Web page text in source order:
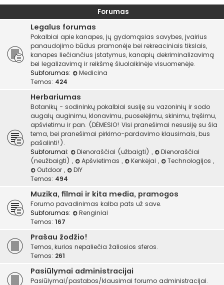
Forumas
Legalus forumas
Pokalbiai apie kanapes, jų gydomąsias savybes, įvairius
panaudojimo būdus pramonėje bei rekreaciniais tikslais,
kanapes liečiančius įstatymus, kanapių dekriminalizavimą
bei legalizavimą ir reikšmę šiuolaikinėje visuomenėje.
Subforumas:
Medicina
Temos: 424
Herbariumas
Botanikų - sodininkų pokalbiai susiję su vazoninių ir sodo
augalų auginimu, klonavimu, puoselėjimu, skinimu, tręšimu,
apšvietimu ir pan. (DĖMESIO! Visi pranešimai nesusiję su šia
tema, bei pranešimai pirkimo-pardavimo klausimais, bus
pašalinti!).
Subforumai:
Dienoraščiai (užbaigti) ,
Dienoraščiai
(neužbaigti) , Apšvietimas , Kenkėjai , Technologijos ,
Outdoor ,
DIY
Temos: 494
Muzika, filmai ir kita media, pramogos
Forumo pavadinimas kalba pats už save.
Subforumas:
Renginiai
Temos: 167
Prašau žodžio!
Temos, kurios nepaliečia žaliosios sferos.
Temos: 261
Pasiūlymai administracijai
Pasiūlymai/pastabos/klausimai forumo administracijai.